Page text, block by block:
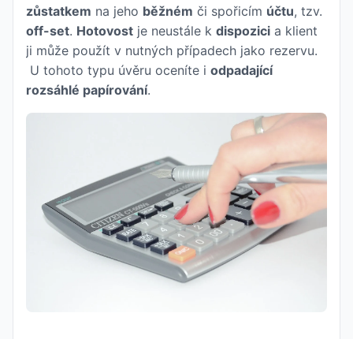
zůstatkem na jeho běžném či spořicím účtu, tzv.
off-set. Hotovost je neustále k dispozici a klient
ji může použít v nutných případech jako rezervu.
U tohoto typu úvěru oceníte i odpadající
rozsáhlé papírování.